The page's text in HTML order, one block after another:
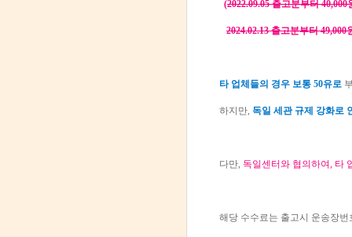
(2022.09.05 출고분부터 40,000
2024.02.13 출고분부터 49,000
타 업체들의 경우 보통 50유로
하지만, 독일 세관 규제 강화로
다만, 독일센터와 협의하여, 타
해당 수수료는 출고시 운송장